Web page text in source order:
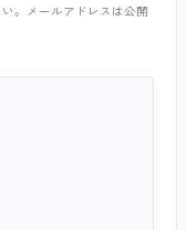
。メールアドレスは公開